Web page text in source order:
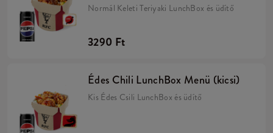
Normál Keleti Teriyaki LunchBox és üdítő
3290 Ft
Édes Chili LunchBox Menü (kicsi)
Kis Édes Csili LunchBox és üdítő